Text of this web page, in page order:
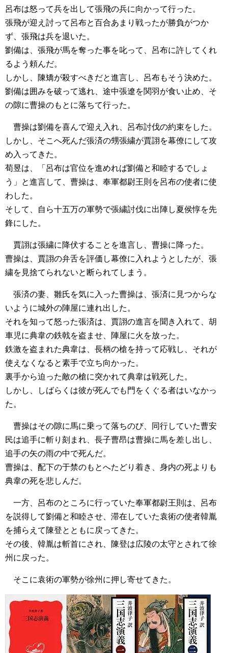
呂布は怒って兵を出して張飛の兵に向かって行った。
張飛が迎え討って呂布と百合あまり戦ったが勝負がつか
ず、張飛は兵を退いた。
劉備は、張飛が馬を奪った事を叱って、呂布に許してくれ
るよう頼んだ。
しかし、陳矯が殺すべきだと進言し、呂布もそう決めた。
劉備は囲みを破って逃れ、途中張遼を関羽が食い止め、そ
の隙に曹操のもとに落ちて行った。
曹操は劉備を喜んで迎え入れ、呂布討伐の約束をした。
しかし、そこへ死んだ張済の甥張繍が賈詡を幕僚にして攻
め入ってきた。
荀昱は、「呂布は官位を進めれば劉備と和睦するでしょ
う」と進言して、曹操は、奉軍都尉王則を呂布の使者に使
わした。
そして、自ら十五万の軍勢で張繍討伐に出陣し夏侯惇を先
鋒にした。
賈詡は張繍に降伏することを進言し、曹操に降った。
曹操は、賈詡の弁舌を評価し幕僚に入れようとしたが、張
繍を見捨てられないと断られてしまう。
張済の妻、雛氏を気に入った曹操は、張済に見つからな
いように城外の陣屋に連れ出した。
それを知って怒った張済は、賈詡の進言を聞き入れて、胡
車児に典韋の鉄戟を盗ませ、陣屋に火を放った。
鉄激を盗まれた典韋は、長柄の槍を持って応戦し、それが
使えなくなると素手で立ち向かった。
裏手から迫った敵の槍に突かれて典韋は戦死した。
しかし、しばらくは彼が死んでも門をくぐる者はいなかっ
た。
曹操はその隙に馬に乗って落ちのび、同行していた曹安
民は追手に斬り刻まれ、長子曹昂は曹操に馬を差し出し、
追手の矢の雨の中で死んだ。
曹操は、配下の于禁のもとへたどり着き、身内の死よりも
典韋の死を悲しんだ。
一方、呂布のところに行っていた奉軍都尉王則は、呂布
を説得して劉備と和睦させ、滞在していた袁術の使者韓胤
を捕らえて陳登とともに戻ってきた。
その後、韓胤は斬首にされ、陳登は広陵の太守とされて徐
州に戻った。
そこに袁術の軍勢が徐州に押し寄せてきた。